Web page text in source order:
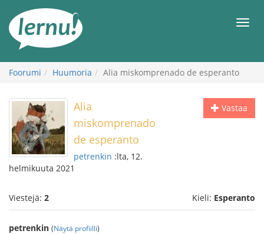
sisältöön
Foorumi Huumoria Alia miskomprenado de esperanto
Vastaa
Alia
miskomprenado
de esperanto
petrenkin :lta, 12.
helmikuuta 2021
Viestejä: 2 Kieli: Esperanto
petrenkin (Näytä profiilli)